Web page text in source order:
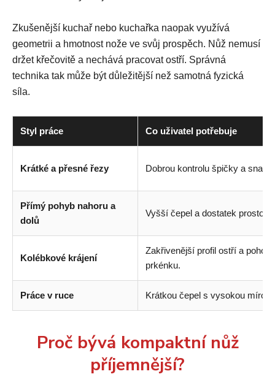
Zkušenější kuchař nebo kuchařka naopak využívá
geometrii a hmotnost nože ve svůj prospěch. Nůž nemusí
držet křečovitě a nechává pracovat ostří. Správná
technika tak může být důležitější než samotná fyzická
síla.
Styl práce Co uživatel potřebuje
Krátké a přesné řezy Dobrou kontrolu špičky a
Přímý pohyb nahoru a
dolů
Vyšší čepel a dostatek
Kolébkové krájení
Zakřivenější profil ostří a
prkénku.
Práce v ruce Krátkou čepel s vysokou mírou
Proč bývá kompaktní nůž
příjemnější?